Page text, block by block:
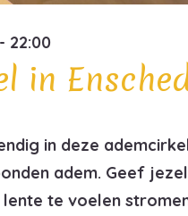
22:00
in
in deze
adem. Geef
te voelen